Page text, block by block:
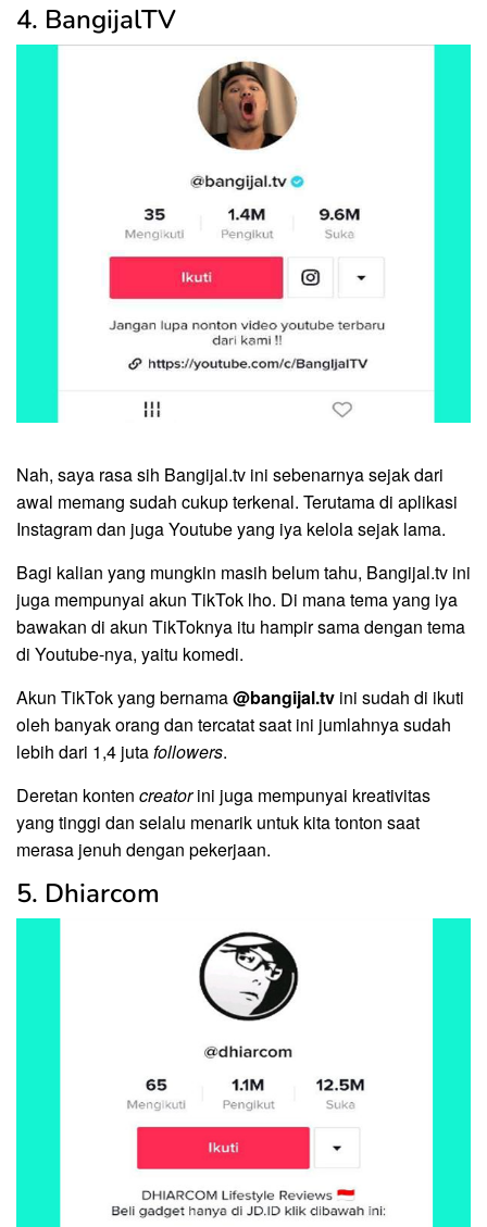
4. BangijalTV
Nah, saya rasa sih Bangijal.tv ini sebenarnya sejak dari
awal memang sudah cukup terkenal. Terutama di aplikasi
Instagram dan juga Youtube yang iya kelola sejak lama.
Bagi kalian yang mungkin masih belum tahu, Bangijal.tv ini
juga mempunyai akun TikTok lho. Di mana tema yang iya
bawakan di akun TikToknya itu hampir sama dengan tema
di Youtube-nya, yaitu komedi.
Akun TikTok yang bernama@bangijal.tv ini sudah di ikuti
oleh banyak orang dan tercatat saat ini jumlahnya sudah
lebih dari 1,4 jutafollowers.
Deretan konten creatorini juga mempunyai kreativitas
yang tinggi dan selalu menarik untuk kita tonton saat
merasa jenuh dengan pekerjaan.
5. Dhiarcom